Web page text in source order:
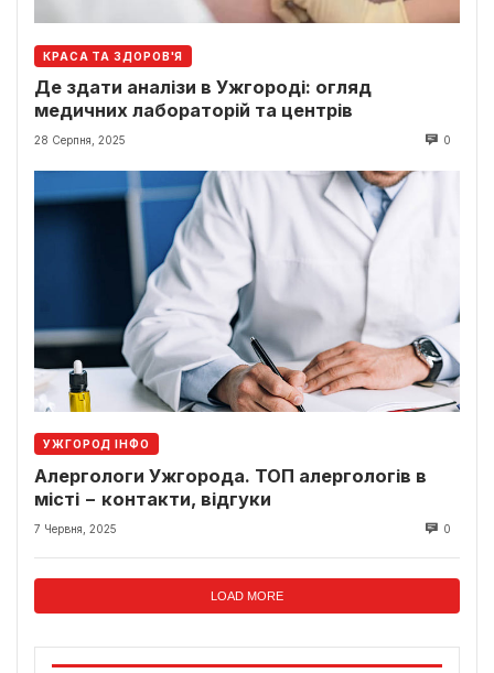
КРАСА ТА ЗДОРОВ'Я
Де здати аналізи в Ужгороді: огляд
медичних лабораторій та центрів
28 Серпня, 2025 0
УЖГОРОД ІНФО
Алергологи Ужгорода. ТОП алергологів в
місті − контакти, відгуки
7 Червня, 2025 0
LOAD MORE